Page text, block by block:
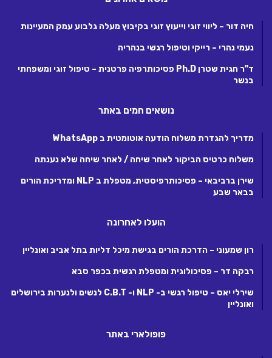
חיה דור – ליווי זוגי וייעוץ זוגי בקיבוץ מעלה גלבוע עמק המעיינות
נעמי נהרי – רייקי וטיפול רגשי בנהריה
ד"ר חגית שטרן Ph.D פסיכותרפיה פרטנית – טיפול זוגי ומשפחתי
בנשר
נושאים חמים באתר
מדריך להגדרת משלוח הודעה אוטומטית ב WhatsApp
משלוח כרטיס הביקור לאחר שיחה / לאחר שיחה שלא נענתה
שירן ברביבאי – פסיכותרפיסטית, מטפלת ב NLP ומדריכת הורים
בבאר שבע
הועלו לאחרונה
רון שמעוני – הדרכת הורים בגישת מיכל דליות בתל אביב ואונליין
רבקה דר – פסיכולוגית ומטפלת רגשית בכפר סבא
שירלי יאס – טיפול רגשי ב- NLP ו- C.B.T לנשים ולנערות בירושלים
ואונליין
פופולארי באתר